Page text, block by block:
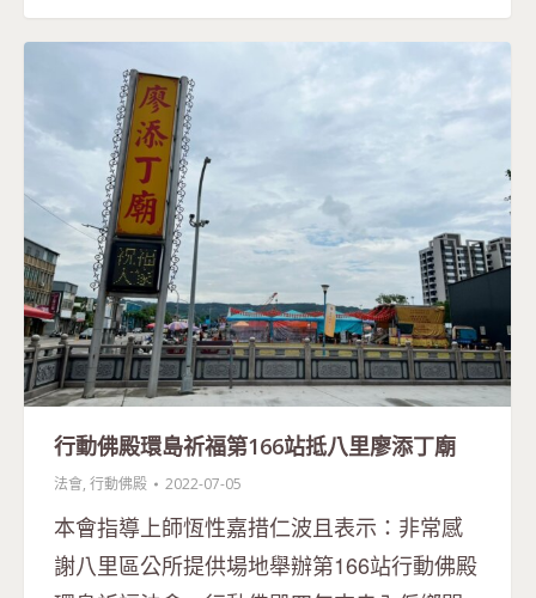
行動佛殿環島祈福第166站抵八里廖添丁廟
法會, 行動佛殿 2022-07-05
本會指導上師恆性嘉措仁波且表示：非常感
謝八里區公所提供場地舉辦第166站行動佛殿